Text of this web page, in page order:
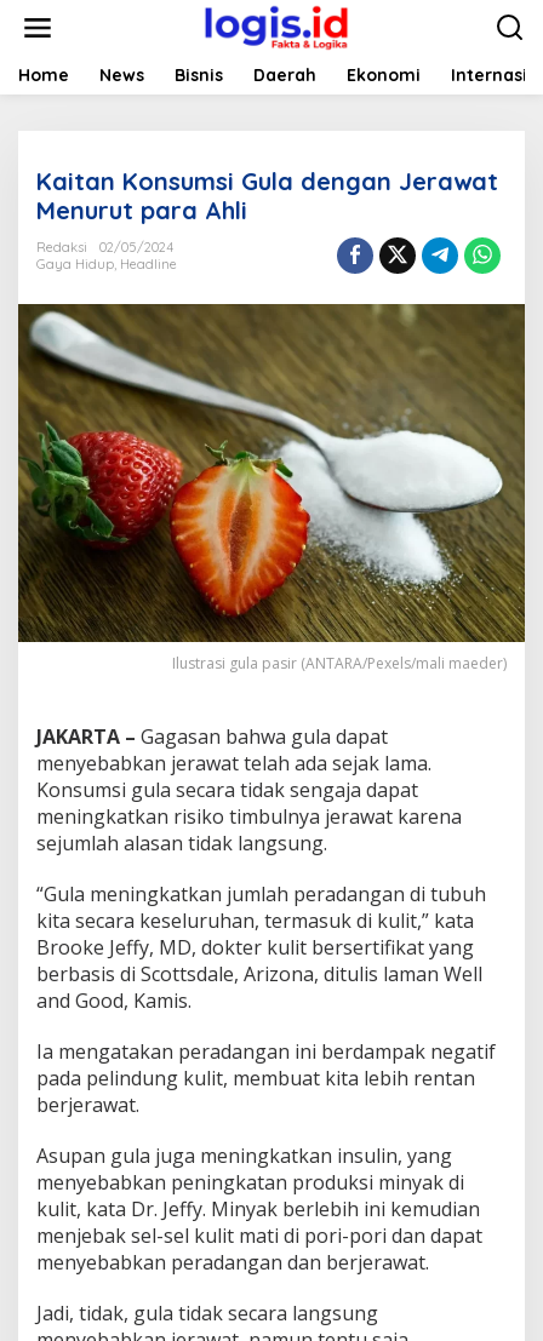
t
Home News Bisnis Daerah Ekonomi
Kaitan Konsumsi Gula dengan Jerawat
Menurut para Ahli
Redaksi
02/05/2024
Gaya Hidup, Headline
Ilustrasi gula pasir (ANTARA/Pexels/mali maeder)
JAKARTA – Gagasan bahwa gula dapat
menyebabkan jerawat telah ada sejak lama.
Konsumsi gula secara tidak sengaja dapat
meningkatkan risiko timbulnya jerawat karena
sejumlah alasan tidak langsung.
“Gula meningkatkan jumlah peradangan di tubuh
kita secara keseluruhan, termasuk di kulit,” kata
Brooke Jeffy, MD, dokter kulit bersertifikat yang
berbasis di Scottsdale, Arizona, ditulis laman Well
and Good, Kamis.
Ia mengatakan peradangan ini berdampak negatif
pada pelindung kulit, membuat kita lebih rentan
berjerawat.
Asupan gula juga meningkatkan insulin, yang
menyebabkan peningkatan produksi minyak di
kulit, kata Dr. Jeffy. Minyak berlebih ini kemudian
menjebak sel-sel kulit mati di pori-pori dan dapat
menyebabkan peradangan dan berjerawat.
Jadi, tidak, gula tidak secara langsung